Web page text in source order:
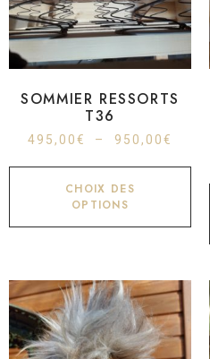
SOMMIER RESSORTS
T36
495,00€ – 950,00€
CHOIX DES
OPTIONS